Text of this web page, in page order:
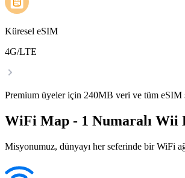
Küresel eSIM
4G/LTE
Premium üyeler için 240MB veri ve tüm eSIM
WiFi Map - 1 Numaralı Wii
Misyonumuz, dünyayı her seferinde bir WiFi